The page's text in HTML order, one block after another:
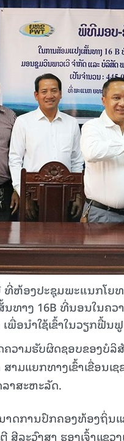
ທີ່ຫ້ອງປະຊຸມພະແນກໂຍ
ນທາງ 16B ທີ່ນອນໃນຄ
ພື່ອນໍາໃຊ້ເຂົ້າໃນວຽກຟື້
ວາມຮັບຜິດຊອບຂອງບໍລິ
າມແຍກທາງເຂົ້າເຂື່ອນເ
ລາສະຫະລັດ.
ດການປົກຄອງທ້ອງຖິ່ນແ
ສີລະວົງສາ ຮອງເຈົ້າແ